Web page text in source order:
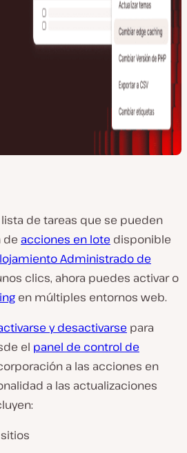
de tareas que se pueden
de acciones en lote disponible
Administrado de
clics, ahora puedes activar o
en múltiples entornos web.
y desactivarse para
el panel de control de
a las acciones en
a las actualizaciones